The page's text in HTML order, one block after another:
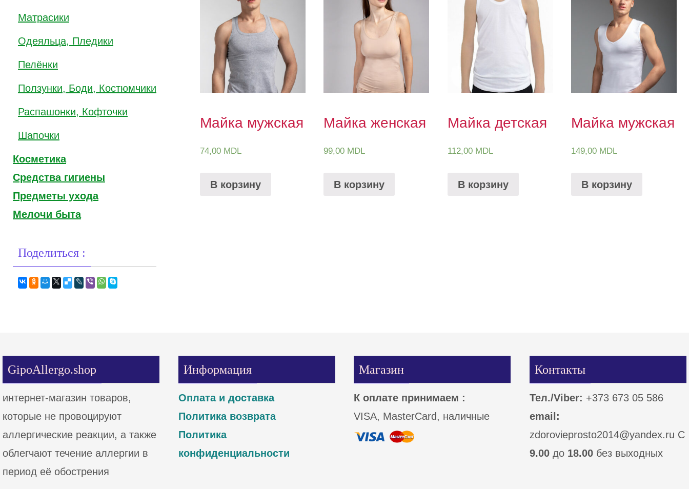
Майка мужская
74,00 MDL
В корзину
Майка женская
99,00 MDL
В корзину
Майка детская
112,00 MDL
В корзину
Майка мужская
149,00 MDL
В корзину
Матрасики
Одеяльца, Пледики
Пелёнки
Ползунки, Боди, Костюмчики
Распашонки, Кофточки
Шапочки
Косметика
Средства гигиены
Предметы ухода
Мелочи быта
Поделиться :
GipoAllergo.shop
интернет-магазин товаров,
которые не провоцируют
аллергические реакции, а также
облегчают течение аллергии в
период её обострения
Информация
Оплата и доставка
Политика возврата
Политика
конфиденциальности
Магазин
К оплате принимаем :
VISA, MasterCard, наличные
Контакты
Тел./Viber: +373 673 05 586
email:
zdorovieprosto2014@yandex.ru С
9.00 до 18.00 без выходных